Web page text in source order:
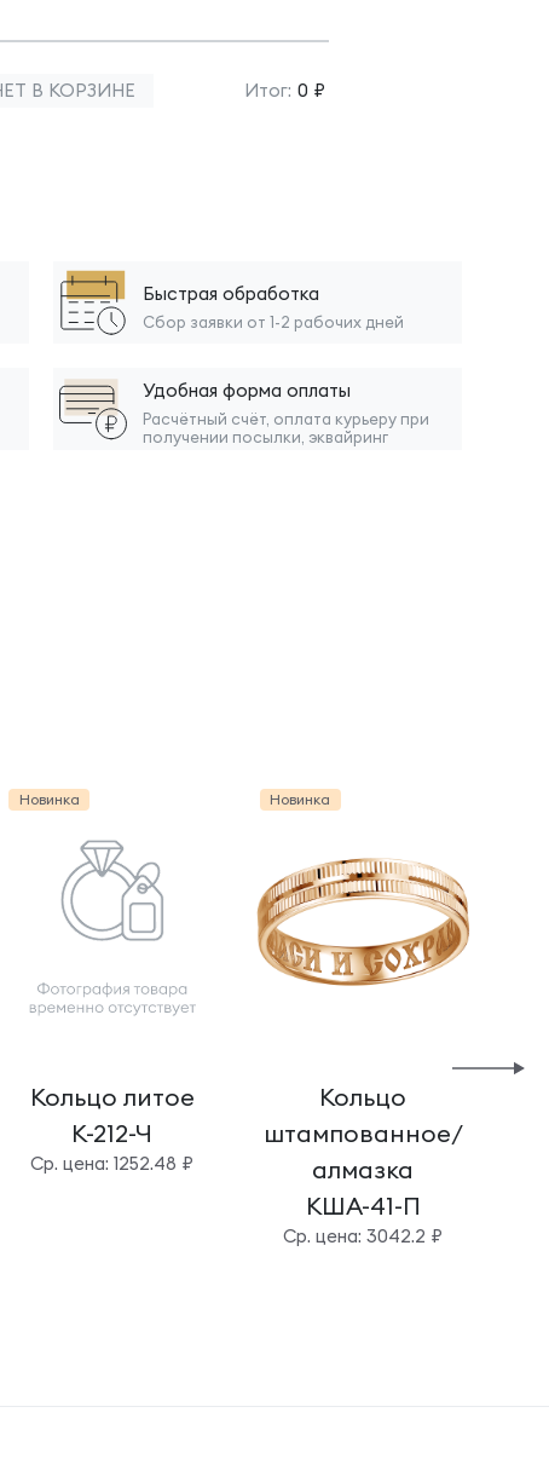
В КОРЗИНЕ Итог: 0 ₽
Быстрая обработка
Сбор заявки от 1-2 рабочих дней
Удобная форма оплаты
Расчётный счёт, оплата курьеру при
получении посылки, эквайринг
Новинка
Кольцо литое
К-212-Ч
Cр. цена: 1252.48 ₽
Новинка
Кольцо
штампованное/
алмазка
КША-41-П
Cр. цена: 3042.2 ₽